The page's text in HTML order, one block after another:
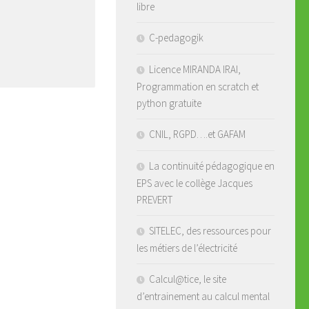
libre
C-pedagogik
Licence MIRANDA IRAI,
Programmation en scratch et
python gratuite
CNIL, RGPD….et GAFAM
La continuité pédagogique en
EPS avec le collège Jacques
PREVERT
SITELEC, des ressources pour
les métiers de l’électricité
Calcul@tice, le site
d’entrainement au calcul mental